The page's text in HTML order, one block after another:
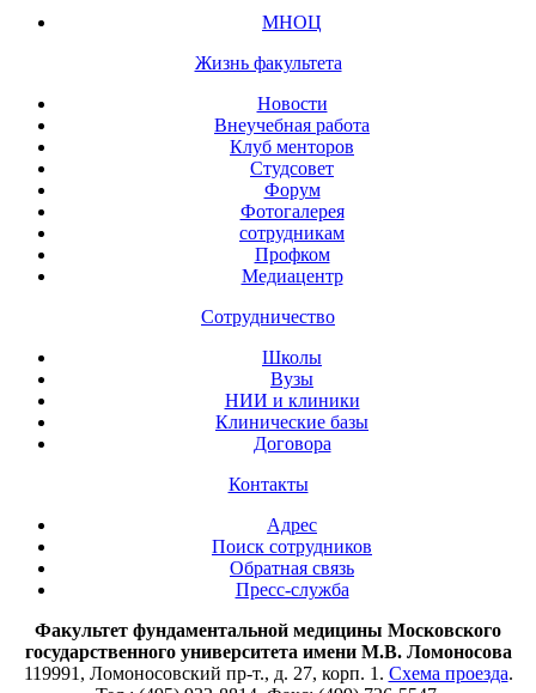
МНОЦ
Жизнь факультета
Новости
Внеучебная работа
Клуб менторов
Студсовет
Форум
Фотогалерея
сотрудникам
Профком
Медиацентр
Сотрудничество
Школы
Вузы
НИИ и клиники
Клинические базы
Договора
Контакты
Адрес
Поиск сотрудников
Обратная связь
Пресс-служба
Факультет фундаментальной медицины Московского
государственного университета имени М.В. Ломоносова
119991, Ломоносовский пр-т., д. 27, корп. 1. Схема проезда.